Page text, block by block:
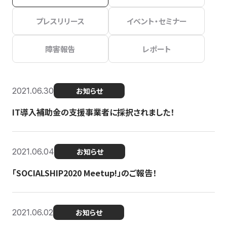
プレスリリース イベント・セミナー
障害報告 レポート
2021.06.30 お知らせ
IT導入補助金の支援事業者に採択されました！
2021.06.04 お知らせ
「SOCIALSHIP2020 Meetup!」のご報告！
2021.06.02 お知らせ